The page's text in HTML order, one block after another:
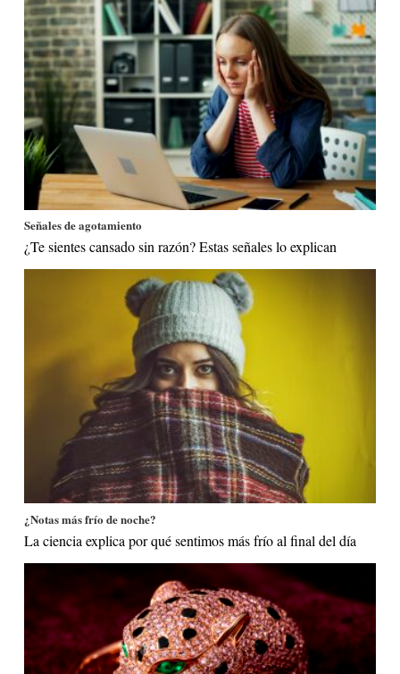
Señales de agotamiento
¿Te sientes cansado sin razón? Estas señales lo explican
¿Notas más frío de noche?
La ciencia explica por qué sentimos más frío al final del día